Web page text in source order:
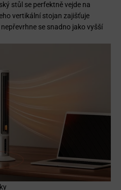
stůl se perfektně vejde na
vertikální stojan zajišťuje
se snadno jako vyšší